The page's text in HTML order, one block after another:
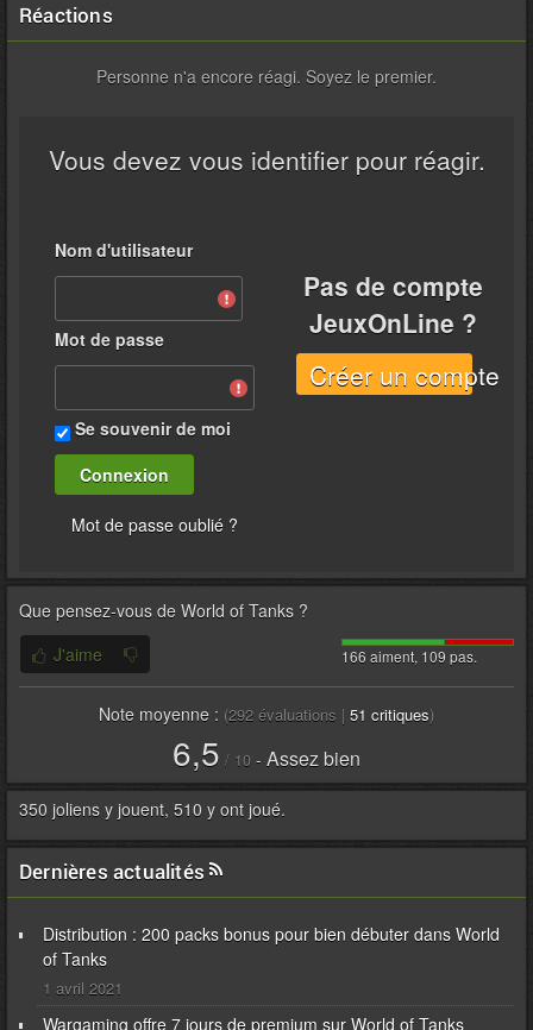
Réactions
Personne n'a encore réagi. Soyez le premier.
Vous devez vous identifier pour réagir.
Nom d'utilisateur
Mot de passe
Se souvenir de moi
Mot de passe oublié ?
Pas de compte
JeuxOnLine ?
Créer un compte
Que pensez-vous de World of Tanks ?
166 aiment, 109 pas.
J'aime
Note moyenne : (292 évaluations | 51 critiques)
6,5 / 10 - Assez bien
350 joliens y jouent, 510 y ont joué.
Dernières actualités
Distribution : 200 packs bonus pour bien débuter dans World
of Tanks
1 avril 2021
Wargaming offre 7 jours de premium sur World of Tanks